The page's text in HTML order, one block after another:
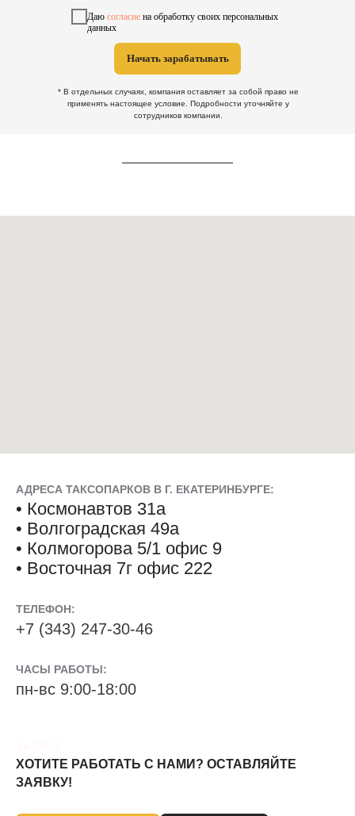
Даю согласие на обработку своих персональных
данных
Начать зарабатывать
* В отдельных случаях, компания оставляет за собой право не
применять настоящее условие. Подробности уточняйте у
сотрудников компании.
АДРЕСА ТАКСОПАРКОВ В Г. ЕКАТЕРИНБУРГЕ:
• Космонавтов 31а
• Волгоградская 49а
• Колмогорова 5/1 офис 9
• Восточная 7г офис 222
ТЕЛЕФОН:
+7 (343) 247-30-46
ЧАСЫ РАБОТЫ:
пн-вс 9:00-18:00
ХОТИТЕ РАБОТАТЬ С НАМИ? ОСТАВЛЯЙТЕ
ЗАЯВКУ!